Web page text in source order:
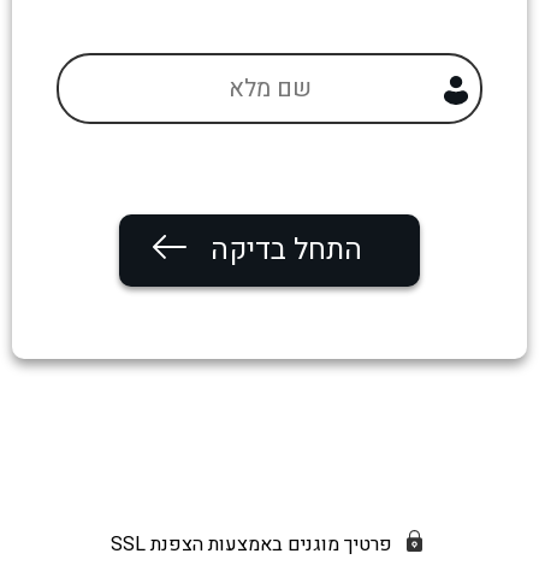
התחל בדיקה
פרטיך מוגנים באמצעות הצפנת SSL